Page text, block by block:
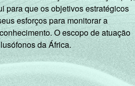
para que os objetivos estratégicos
esforços para monitorar a
O escopo de atuação
da África.